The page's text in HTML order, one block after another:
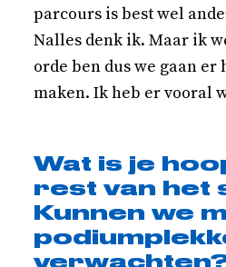
parcours is best wel
Nalles denk ik. Maar ik
orde ben dus we gaan
maken. Ik heb er vooral
Wat is je
rest van het
Kunnen we